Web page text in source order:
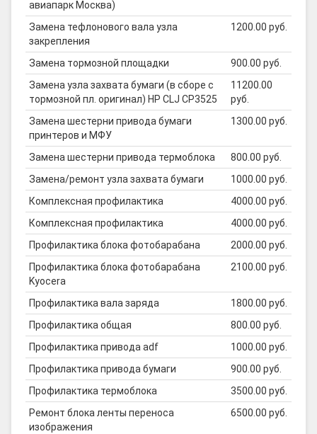
авиапарк Москва)
Замена тефлонового вала узла
закрепления
1200.00 руб.
Замена тормозной площадки
900.00 руб.
Замена узла захвата бумаги (в сборе с
тормозной пл. оригинал) HP CLJ CP3525
11200.00
руб.
Замена шестерни привода бумаги
принтеров и МФУ
1300.00 руб.
Замена шестерни привода термоблока
800.00 руб.
Замена/ремонт узла захвата бумаги
1000.00 руб.
Комплексная профилактика
4000.00 руб.
Комплексная профилактика
4000.00 руб.
Профилактика блока фотобарабана
2000.00 руб.
Профилактика блока фотобарабана
Kyocera
2100.00 руб.
Профилактика вала заряда
1800.00 руб.
Профилактика общая
800.00 руб.
Профилактика привода adf
1000.00 руб.
Профилактика привода бумаги
900.00 руб.
Профилактика термоблока
3500.00 руб.
Ремонт блока ленты переноса
изображения
6500.00 руб.